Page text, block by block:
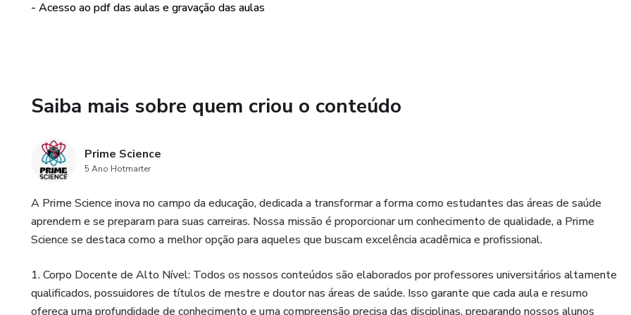
profissionais.
- Acesso ao pdf das aulas e gravação das aulas
Saiba mais sobre quem criou o conteúdo
Prime Science
5 Ano Hotmarter
A Prime Science inova no campo da educação, dedicada a transformar a forma como estudantes das áreas de saúde
aprendem e se preparam para suas carreiras. Nossa missão é proporcionar um conhecimento de qualidade, a Prime
Science se destaca como a melhor opção para aqueles que buscam excelência acadêmica e profissional.
1. Corpo Docente de Alto Nível: Todos os nossos conteúdos são elaborados por professores universitários altamente
qualificados, possuidores de títulos de mestre e doutor nas áreas de saúde. Isso garante que cada aula e resumo
ofereça uma profundidade de conhecimento e uma compreensão precisa das disciplinas, preparando nossos alunos